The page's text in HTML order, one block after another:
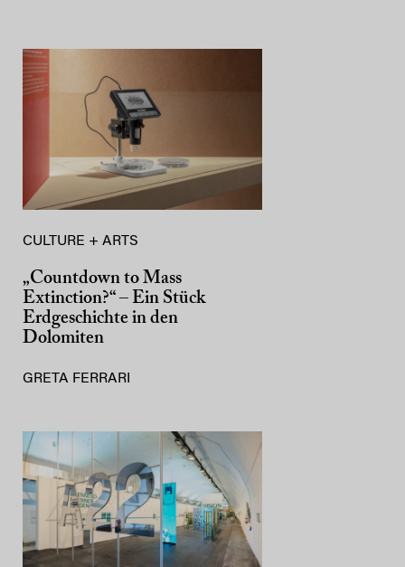
CULTURE + ARTS
„Countdown to Mass
Extinction?“ – Ein Stück
Erdgeschichte in den
Dolomiten
GRETA FERRARI